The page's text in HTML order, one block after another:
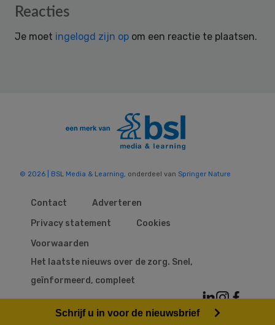
Reader
Reacties
Je moet ingelogd zijn op om een reactie te plaatsen.
© 2026 | BSL Media & Learning, onderdeel van Springer Nature
Contact
Adverteren
Privacy statement
Cookies
Voorwaarden
Het laatste nieuws over de zorg. Snel,
geïnformeerd, compleet
Schrijf u in voor de nieuwsbrief